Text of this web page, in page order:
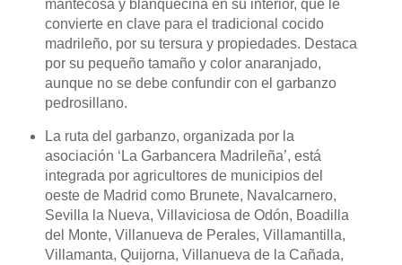
mantecosa y blanquecina en su interior, que le
convierte en clave para el tradicional cocido
madrileño, por su tersura y propiedades. Destaca
por su pequeño tamaño y color anaranjado,
aunque no se debe confundir con el garbanzo
pedrosillano.
La ruta del garbanzo, organizada por la
asociación ‘La Garbancera Madrileña’, está
integrada por agricultores de municipios del
oeste de Madrid como Brunete, Navalcarnero,
Sevilla la Nueva, Villaviciosa de Odón, Boadilla
del Monte, Villanueva de Perales, Villamantilla,
Villamanta, Quijorna, Villanueva de la Cañada,